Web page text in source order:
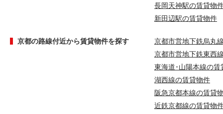
長岡天神駅の賃貸物
新田辺駅の賃貸物件
京都の路線付近から賃貸物件を探す
京都市営地下鉄烏丸
京都市営地下鉄東西
東海道･山陽本線の賃
湖西線の賃貸物件
阪急京都本線の賃貸
近鉄京都線の賃貸物